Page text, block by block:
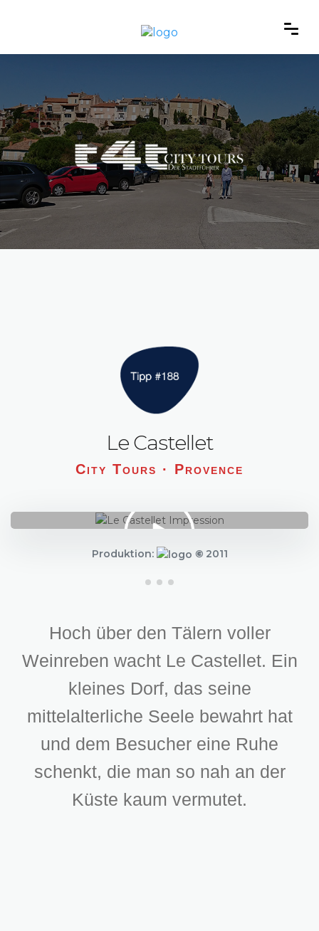
Le Castellet
City Tours · Provence
Produktion: ©2011
Hoch über den Tälern voller
Weinreben wacht Le Castellet. Ein
kleines Dorf, das seine
mittelalterliche Seele bewahrt hat
und dem Besucher eine Ruhe
schenkt, die man so nah an der
Küste kaum vermutet.